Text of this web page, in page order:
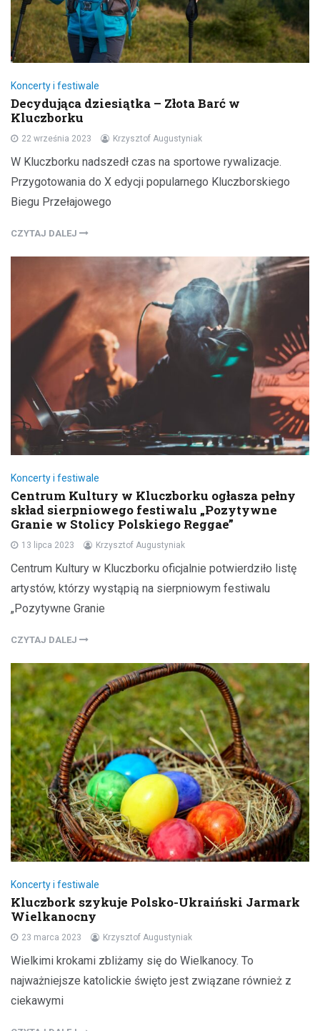
Koncerty i festiwale
Decydująca dziesiątka – Złota Barć w
Kluczborku
22 września 2023 Krzysztof Augustyniak
W Kluczborku nadszedł czas na sportowe rywalizacje.
Przygotowania do X edycji popularnego Kluczborskiego
Biegu Przełajowego
CZYTAJ DALEJ
Koncerty i festiwale
Centrum Kultury w Kluczborku ogłasza pełny
skład sierpniowego festiwalu „Pozytywne
Granie w Stolicy Polskiego Reggae”
13 lipca 2023 Krzysztof Augustyniak
Centrum Kultury w Kluczborku oficjalnie potwierdziło listę
artystów, którzy wystąpią na sierpniowym festiwalu
„Pozytywne Granie
CZYTAJ DALEJ
Koncerty i festiwale
Kluczbork szykuje Polsko-Ukraiński Jarmark
Wielkanocny
23 marca 2023 Krzysztof Augustyniak
Wielkimi krokami zbliżamy się do Wielkanocy. To
najważniejsze katolickie święto jest związane również z
ciekawymi